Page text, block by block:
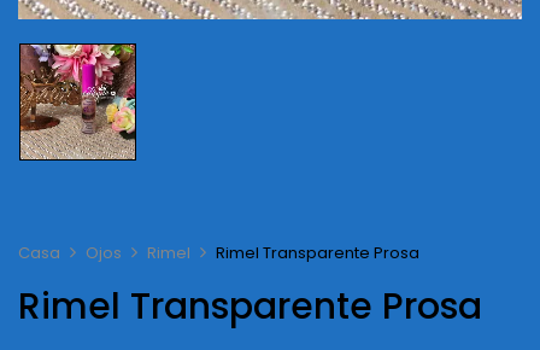
Casa Ojos Rimel Rimel Transparente Prosa
Rimel Transparente Prosa